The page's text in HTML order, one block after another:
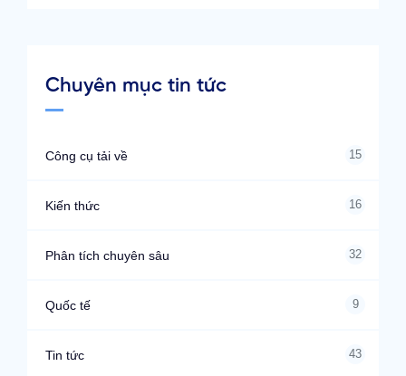
Chuyên mục tin tức
Công cụ tải về 15
Kiến thức 16
Phân tích chuyên sâu 32
Quốc tế 9
Tin tức 43